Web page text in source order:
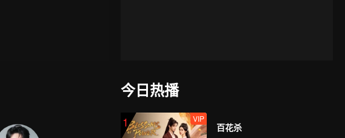
今日热播
1 VIP
百花杀